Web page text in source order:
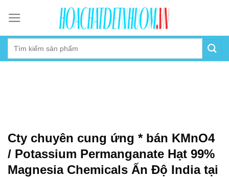
content
Cty chuyên cung ứng * bán KMnO4
/ Potassium Permanganate Hạt 99%
Magnesia Chemicals Ấn Độ India tại